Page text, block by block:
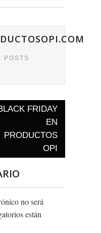
POSTS
FRIDAY
EN
PRODUCTOS
OPI
no será
están